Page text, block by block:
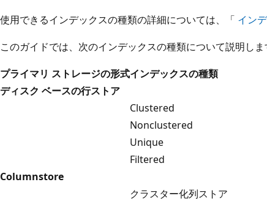
使用できるインデックスの種類の詳細については、「 イン
このガイドでは、次のインデックスの種類について説明しま
プライマリ ストレージの形式インデックスの種類
ディスク ベースの行ストア
Clustered
Nonclustered
Unique
Filtered
Columnstore
クラスター化列ストア